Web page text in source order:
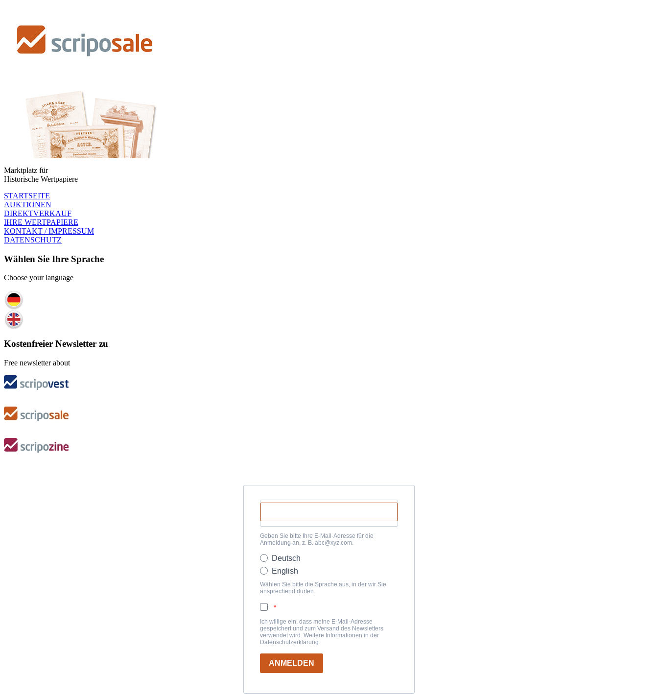
Marktplatz für
Historische Wertpapiere
STARTSEITE
AUKTIONEN
DIREKTVERKAUF
IHRE WERTPAPIERE
KONTAKT / IMPRESSUM
DATENSCHUTZ
Wählen Sie Ihre Sprache
Choose your language
Kostenfreier Newsletter zu
Free newsletter about
Geben Sie bitte Ihre E-Mail-Adresse für die
Anmeldung an, z. B. abc@xyz.com.
Deutsch
English
Wählen Sie bitte die Sprache aus, in der wir Sie
ansprechend dürfen.
Ich willige ein, dass meine E-Mail-Adresse
gespeichert und zum Versand des Newsletters
verwendet wird. Weitere Informationen in der
Datenschutzerklärung.
ANMELDEN